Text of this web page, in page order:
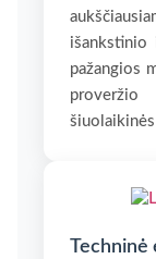
išankstinio
pažangios
Techninė